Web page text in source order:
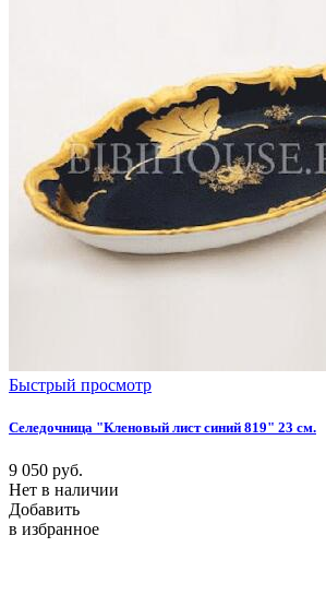
Быстрый просмотр
Селедочница "Кленовый лист синий 819" 23 см.
9 050 руб.
Нет в наличии
Добавить
в избранное